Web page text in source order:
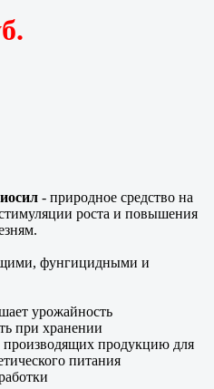
- природное средство на
роста и повышения
фунгицидными и
урожайность
при хранении
производящих продукцию для
питания